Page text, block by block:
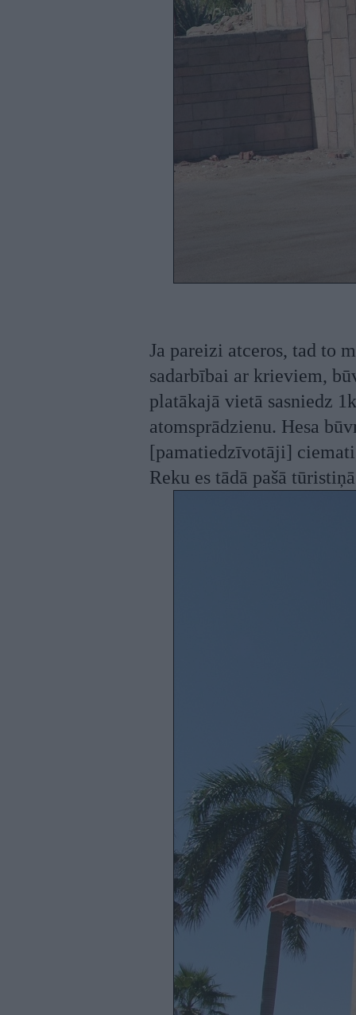
Ja pareizi atceros, tad to
sadarbībai ar krieviem,
platākajā vietā sasniedz
atomsprādzienu. Hesa
[pamatiedzīvotāji]
Reku es tādā pašā